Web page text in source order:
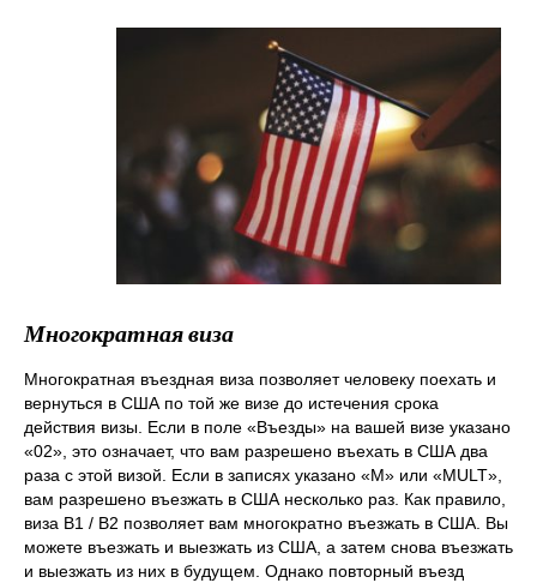
Многократная виза
Многократная въездная виза позволяет человеку поехать и
вернуться в США по той же визе до истечения срока
действия визы. Если в поле «Въезды» на вашей визе указано
«02», это означает, что вам разрешено въехать в США два
раза с этой визой. Если в записях указано «M» или «MULT»,
вам разрешено въезжать в США несколько раз. Как правило,
виза B1 / B2 позволяет вам многократно въезжать в США. Вы
можете въезжать и выезжать из США, а затем снова въезжать
и выезжать из них в будущем. Однако повторный въезд